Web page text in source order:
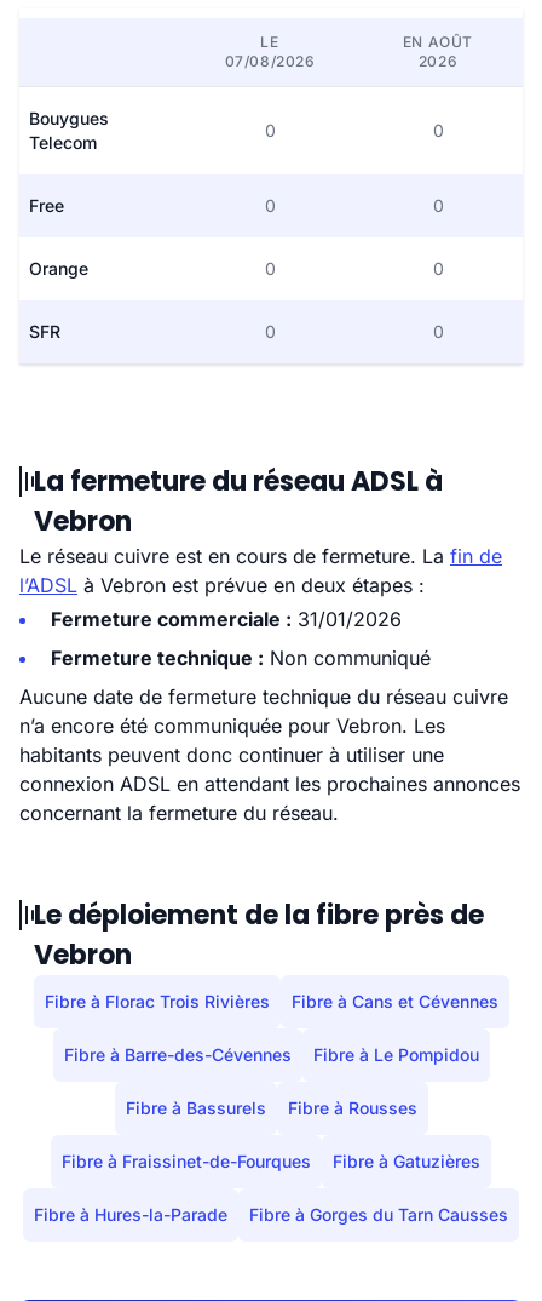
LE
07/08/2026
EN AOÛT
2026
Bouygues
Telecom
0 0
Free 0 0
Orange 0 0
SFR 0 0
La fermeture du réseau ADSL à
Vebron
Le réseau cuivre est en cours de fermeture. La fin de
l’ADSL à Vebron est prévue en deux étapes :
Fermeture commerciale : 31/01/2026
Fermeture technique : Non communiqué
Aucune date de fermeture technique du réseau cuivre
n’a encore été communiquée pour Vebron. Les
habitants peuvent donc continuer à utiliser une
connexion ADSL en attendant les prochaines annonces
concernant la fermeture du réseau.
Le déploiement de la fibre près de
Vebron
Fibre à Florac Trois Rivières Fibre à Cans et Cévennes
Fibre à Barre-des-Cévennes Fibre à Le Pompidou
Fibre à Bassurels Fibre à Rousses
Fibre à Fraissinet-de-Fourques Fibre à Gatuzières
Fibre à Hures-la-Parade Fibre à Gorges du Tarn Causses